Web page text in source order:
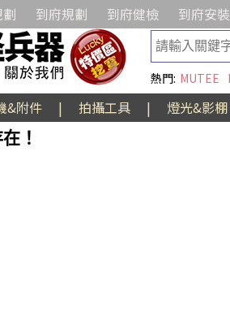
到府規劃 到府健檢 到府安裝
熱門: MUTEE
&附件 | 拍攝工具 |
燈光&影棚
！